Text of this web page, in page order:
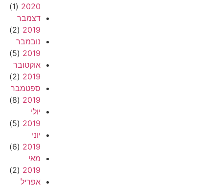
2020
(1)
דצמבר
2019
(2)
נובמבר
2019
(5)
אוקטובר
2019
(2)
ספטמבר
2019
(8)
יולי
2019
(5)
יוני
2019
(6)
מאי
2019
(2)
אפריל